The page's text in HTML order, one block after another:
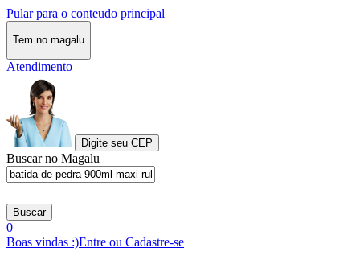
Pular para o conteudo principal
Tem no magalu
Atendimento
Digite seu CEP
Buscar no Magalu
Buscar
0
Boas vindas :)Entre ou Cadastre-se